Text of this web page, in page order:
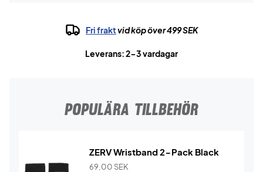
Fri fraktvid köp över 499 SEK
Leverans: 2-3 vardagar
POPULÄRA TILLBEHÖR
ZERV Wristband 2-Pack Black
69,00 SEK